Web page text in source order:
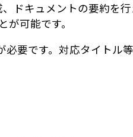
ドキュメントの要約を
可能です。
要です。対応タイトル